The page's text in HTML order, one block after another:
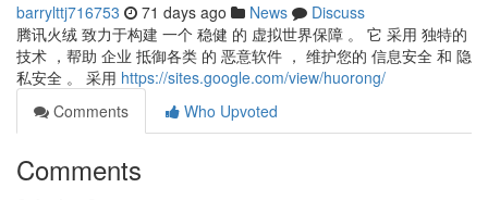
barrylttj716753 71 days ago News
Discuss
腾讯火绒 致力于构建 一个 稳健 的 虚拟世界保障 。 它 采用 独特的
技术 ，帮助 企业 抵御各类 的 恶意软件 ， 维护您的 信息安全 和 隐
私安全 。 采用 https://sites.google.com/view/huorong/
Comments
Who Upvoted
Comments